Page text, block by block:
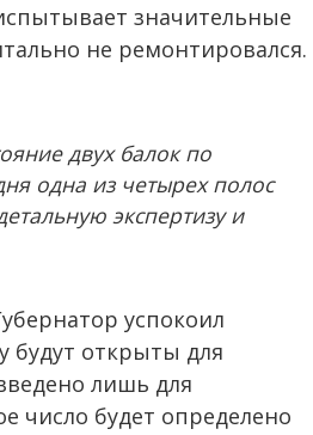
значительные
не ремонтировался.
двух балок по
одна из четырех полос
экспертизу и
успокоил
будут открыты для
лишь для
число будет определено